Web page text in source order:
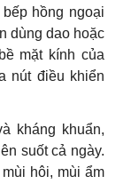
hồng ngoại
dùng dao hoặc
mặt kính của
nút điều khiển
kháng khuẩn,
suốt cả ngày.
hôi, mùi ẩm